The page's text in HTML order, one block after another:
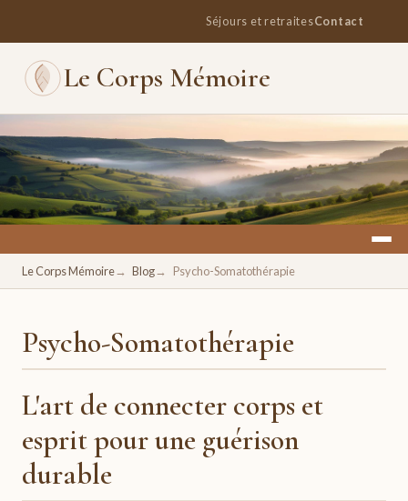
Séjours et retraitesContact
Le Corps Mémoire
Un espace pour se retrouver, se ressourcer, se réconcilier
avec soi.
Le Corps Mémoire Blog Psycho-Somatothérapie
Psycho-Somatothérapie
L'art de connecter corps et
esprit pour une guérison
durable